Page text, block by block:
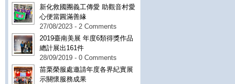
新化救國團義工傳愛 助觀音村愛
心便當圓滿善緣
27/08/2023 - 2 Comments
2019臺南美展 年度6類得獎作品
總計展出161件
28/09/2019 - 0 Comments
苗栗榮服處邀請年度各界紀實展
示關懷服務成果